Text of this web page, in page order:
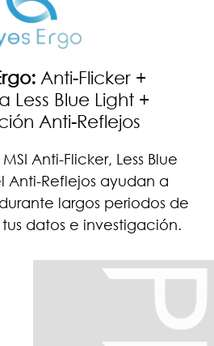
Anti-Flicker +
Less Blue Light +
Anti-Reflejos
Anti-Flicker, Less Blue
Anti-Reflejos ayudan a
largos periodos de
datos e investigación.